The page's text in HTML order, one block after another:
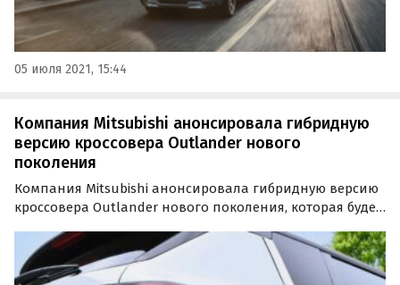
05 июля 2021, 15:44
Компания Mitsubishi анонсировала гибридную
версию кроссовера Outlander нового
поколения
Компания Mitsubishi анонсировала гибридную версию
кроссовера Outlander нового поколения, которая будет
приставкой PHEV дебютирует уже грядущий зимой, а
подтверждением этому служат два не слишком…